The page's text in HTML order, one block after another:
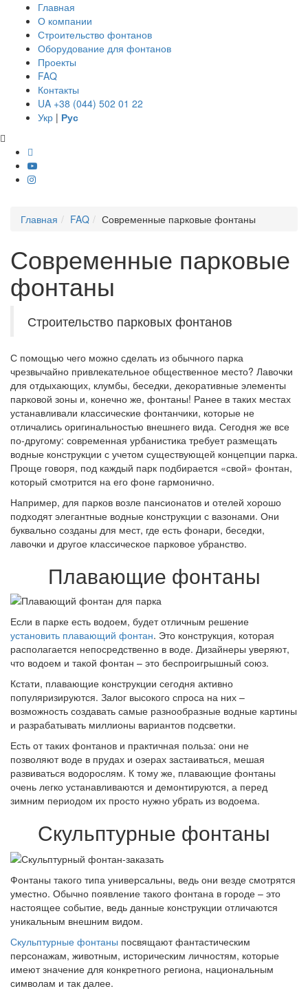
Главная
О компании
Строительство фонтанов
Оборудование для фонтанов
Проекты
FAQ
Контакты
UA +38 (044) 502 01 22
Укр | Рус
Главная FAQ Современные парковые фонтаны
Современные парковые
фонтаны
Строительство парковых фонтанов
С помощью чего можно сделать из обычного парка
чрезвычайно привлекательное общественное место? Лавочки
для отдыхающих, клумбы, беседки, декоративные элементы
парковой зоны и, конечно же, фонтаны! Ранее в таких местах
устанавливали классические фонтанчики, которые не
отличались оригинальностью внешнего вида. Сегодня же все
по-другому: современная урбанистика требует размещать
водные конструкции с учетом существующей концепции парка.
Проще говоря, под каждый парк подбирается «свой» фонтан,
который смотрится на его фоне гармонично.
Например, для парков возле пансионатов и отелей хорошо
подходят элегантные водные конструкции с вазонами. Они
буквально созданы для мест, где есть фонари, беседки,
лавочки и другое классическое парковое убранство.
Плавающие фонтаны
Если в парке есть водоем, будет отличным решение
установить плавающий фонтан. Это конструкция, которая
располагается непосредственно в воде. Дизайнеры уверяют,
что водоем и такой фонтан – это беспроигрышный союз.
Кстати, плавающие конструкции сегодня активно
популяризируются. Залог высокого спроса на них –
возможность создавать самые разнообразные водные картины
и разрабатывать миллионы вариантов подсветки.
Есть от таких фонтанов и практичная польза: они не
позволяют воде в прудах и озерах застаиваться, мешая
развиваться водорослям. К тому же, плавающие фонтаны
очень легко устанавливаются и демонтируются, а перед
зимним периодом их просто нужно убрать из водоема.
Скульптурные фонтаны
Фонтаны такого типа универсальны, ведь они везде смотрятся
уместно. Обычно появление такого фонтана в городе – это
настоящее событие, ведь данные конструкции отличаются
уникальным внешним видом.
Скульптурные фонтаны посвящают фантастическим
персонажам, животным, историческим личностям, которые
имеют значение для конкретного региона, национальным
символам и так далее.